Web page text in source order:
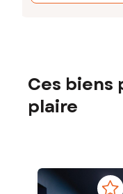
Ces biens
plaire